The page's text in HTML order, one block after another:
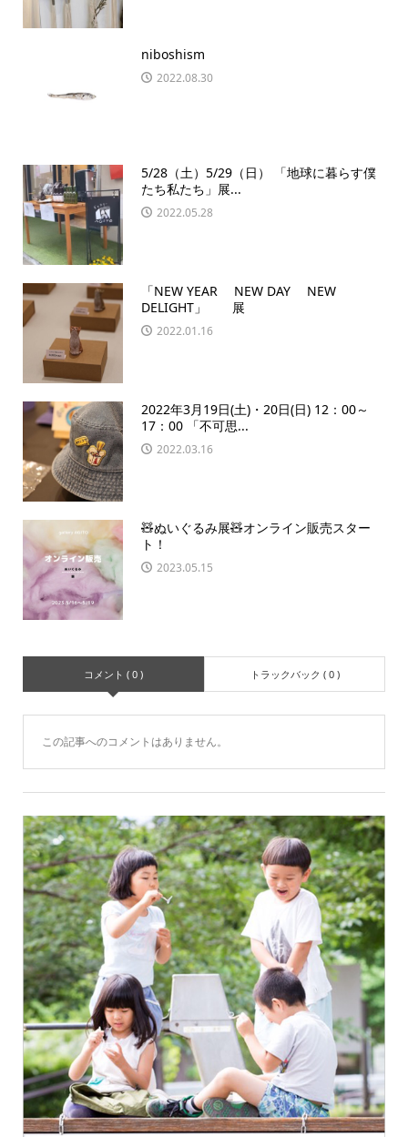
niboshism
2022.08.30
5/28（土）5/29（日） 「地球に暮らす僕
たち私たち」展...
2022.05.28
「NEW YEAR NEW DAY NEW
DELIGHT」 展
2022.01.16
2022年3月19日(土)・20日(日) 12：00～
17：00 「不可思...
2022.03.16
🧸ぬいぐるみ展🧸オンライン販売スター
ト！
2023.05.15
コメント ( 0 ) トラックバック ( 0 )
この記事へのコメントはありません。